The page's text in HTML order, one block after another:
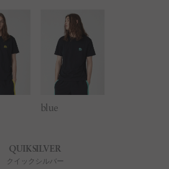
blue
QUIKSILVER
クイックシルバー